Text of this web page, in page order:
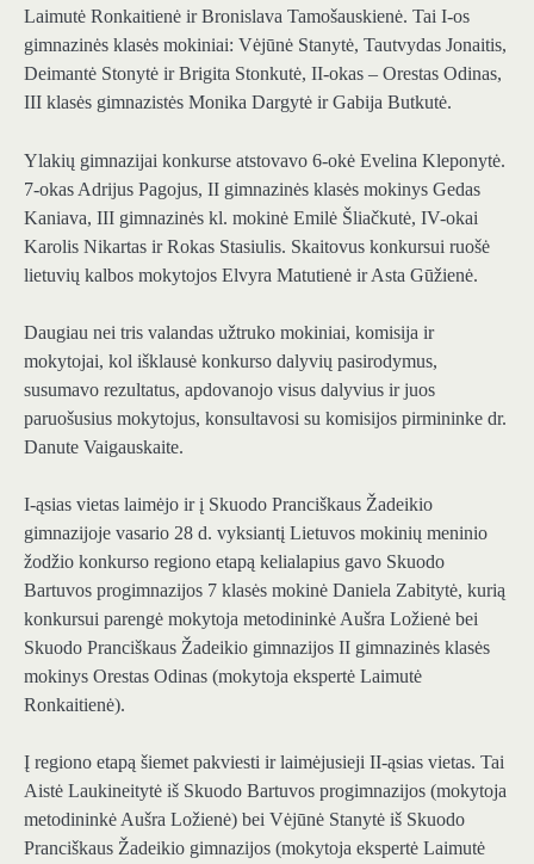
Laimutė Ronkaitienė ir Bronislava Tamošauskienė. Tai I-os
gimnazinės klasės mokiniai: Vėjūnė Stanytė, Tautvydas Jonaitis,
Deimantė Stonytė ir Brigita Stonkutė, II-okas – Orestas Odinas,
III klasės gimnazistės Monika Dargytė ir Gabija Butkutė.
Ylakių gimnazijai konkurse atstovavo 6-okė Evelina Kleponytė.
7-okas Adrijus Pagojus, II gimnazinės klasės mokinys Gedas
Kaniava, III gimnazinės kl. mokinė Emilė Šliačkutė, IV-okai
Karolis Nikartas ir Rokas Stasiulis. Skaitovus konkursui ruošė
lietuvių kalbos mokytojos Elvyra Matutienė ir Asta Gūžienė.
Daugiau nei tris valandas užtruko mokiniai, komisija ir
mokytojai, kol išklausė konkurso dalyvių pasirodymus,
susumavo rezultatus, apdovanojo visus dalyvius ir juos
paruošusius mokytojus, konsultavosi su komisijos pirmininke dr.
Danute Vaigauskaite.
I-ąsias vietas laimėjo ir į Skuodo Pranciškaus Žadeikio
gimnazijoje vasario 28 d. vyksiantį Lietuvos mokinių meninio
žodžio konkurso regiono etapą kelialapius gavo Skuodo
Bartuvos progimnazijos 7 klasės mokinė Daniela Zabitytė, kurią
konkursui parengė mokytoja metodininkė Aušra Ložienė bei
Skuodo Pranciškaus Žadeikio gimnazijos II gimnazinės klasės
mokinys Orestas Odinas (mokytoja ekspertė Laimutė
Ronkaitienė).
Į regiono etapą šiemet pakviesti ir laimėjusieji II-ąsias vietas. Tai
Aistė Laukineitytė iš Skuodo Bartuvos progimnazijos (mokytoja
metodininkė Aušra Ložienė) bei Vėjūnė Stanytė iš Skuodo
Pranciškaus Žadeikio gimnazijos (mokytoja ekspertė Laimutė